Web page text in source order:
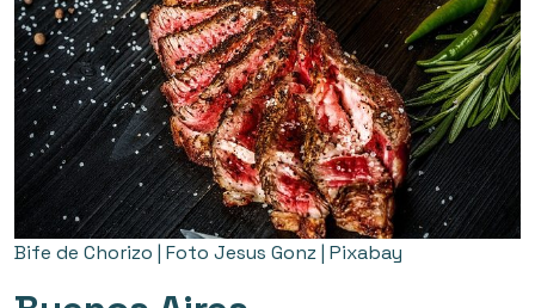
Bife de Chorizo | Foto Jesus Gonz | Pixabay